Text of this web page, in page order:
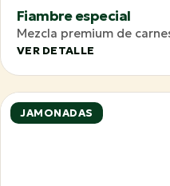
Fiambre especial
Mezcla premium de
VER DETALLE
JAMONADAS